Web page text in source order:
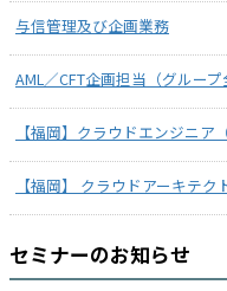
与信管理及び企画業務
AML／CFT企画担当（グルー
【福岡】クラウドエンジニ
【福岡】 クラウドアーキテ
セミナーのお知らせ